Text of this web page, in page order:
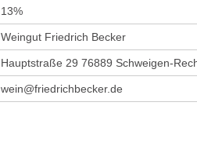
13%
Weingut Friedrich Becker
Hauptstraße 29 76889 Schweigen-
wein@friedrichbecker.de